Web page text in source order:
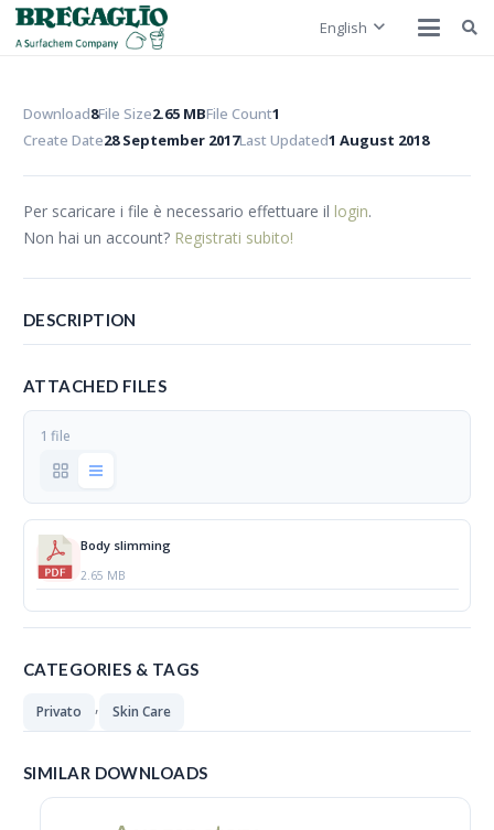
English
Download8File Size2.65 MBFile Count1
Create Date28 September 2017Last Updated1 August 2018
Per scaricare i file è necessario effettuare il login.
Non hai un account? Registrati subito!
DESCRIPTION
ATTACHED FILES
1 file
Body slimming
2.65 MB
CATEGORIES & TAGS
Privato , Skin Care
SIMILAR DOWNLOADS